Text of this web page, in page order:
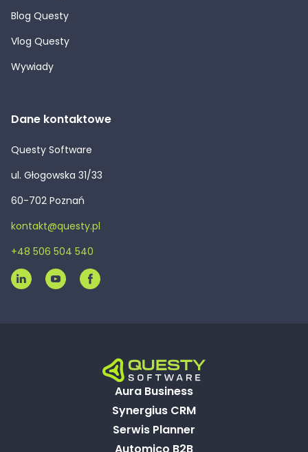
Blog Questy
Vlog Questy
Wywiady
Dane kontaktowe
Questy Software
ul. Głogowska 31/33
60-702 Poznań
kontakt@questy.pl
+48 506 504 540
Aura Business
Synergius CRM
Serwis Planner